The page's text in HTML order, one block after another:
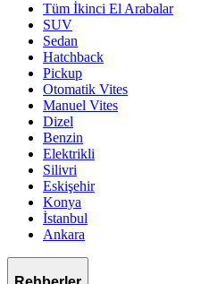
Tüm İkinci El Arabalar
SUV
Sedan
Hatchback
Pickup
Otomatik Vites
Manuel Vites
Dizel
Benzin
Elektrikli
Silivri
Eskişehir
Konya
İstanbul
Ankara